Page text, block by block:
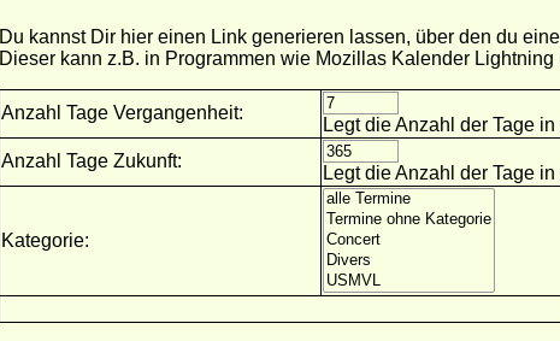
Du kannst Dir hier einen Link generieren lassen, über den du
Dieser kann z.B. in Programmen wie Mozillas Kalender
Anzahl Tage Vergangenheit:
Legt die Anzahl der Tage
Anzahl Tage Zukunft:
Legt die Anzahl der Tage
Kategorie: